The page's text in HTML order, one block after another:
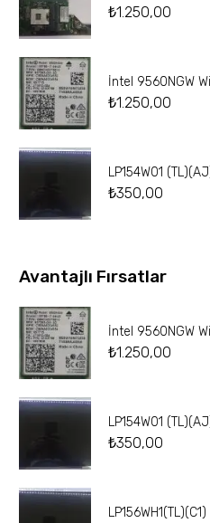
₺1.250,00
İntel 9560NGW
₺1.250,00
LP154W01
₺350,00
Avantajlı Fırsatlar
İntel 9560NGW
₺1.250,00
LP154W01
₺350,00